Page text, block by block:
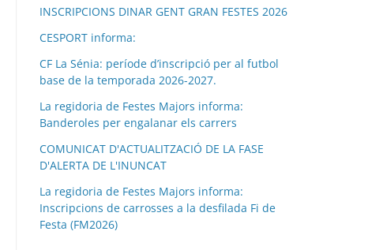
INSCRIPCIONS DINAR GENT GRAN FESTES 2026
CESPORT informa:
CF La Sénia: període d’inscripció per al futbol
base de la temporada 2026-2027.
La regidoria de Festes Majors informa:
Banderoles per engalanar els carrers
COMUNICAT D'ACTUALITZACIÓ DE LA FASE
D'ALERTA DE L'INUNCAT
La regidoria de Festes Majors informa:
Inscripcions de carrosses a la desfilada Fi de
Festa (FM2026)